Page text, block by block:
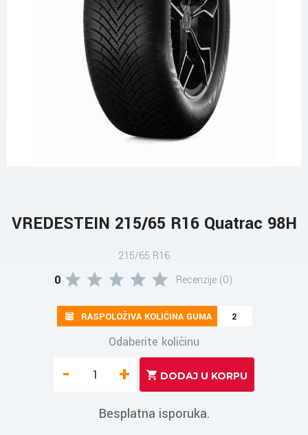
VREDESTEIN 215/65 R16 Quatrac 98H
215/65 R16
0 Recenzije (0)
RASPOLOŽIVA KOLIČINA GUMA 2
Odaberite količinu
- +
Besplatna isporuka.